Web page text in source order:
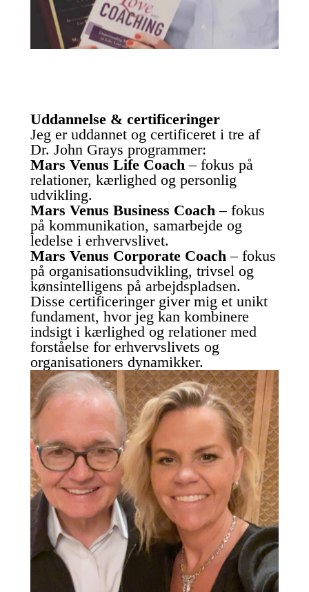
Uddannelse & certificeringer
Jeg er uddannet og certificeret i tre af
Dr. John Grays programmer:
Mars Venus Life Coach – fokus på
relationer, kærlighed og personlig
udvikling.
Mars Venus Business Coach – fokus
på kommunikation, samarbejde og
ledelse i erhvervslivet.
Mars Venus Corporate Coach – fokus
på organisationsudvikling, trivsel og
kønsintelligens på arbejdspladsen.
Disse certificeringer giver mig et unikt
fundament, hvor jeg kan kombinere
indsigt i kærlighed og relationer med
forståelse for erhvervslivets og
organisationers dynamikker.